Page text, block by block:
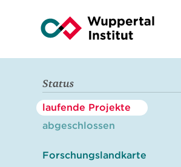
Status
laufende Projekte
abgeschlossen
Forschungslandkarte